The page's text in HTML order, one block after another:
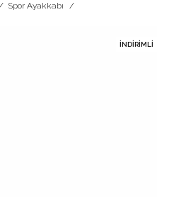
Spor Ayakkabı
İNDIRIMLI